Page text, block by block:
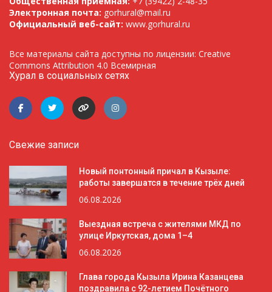
Электронная почта: gorhural@mail.ru
Официальный веб-сайт: www.gorhural.ru
Все материалы сайта доступны по лицензии: Creative
Commons Attribution 4.0 Всемирная
Хурал в социальных сетях
Свежие записи
Новый понтонный причал в Кызыле:
работы завершатся в течение трёх дней
06.08.2026
Выездная встреча с жителями МКД по
улице Иркутская, дома 1–4
06.08.2026
Глава города Кызыла Ирина Казанцева
поздравила с 92-летием Почётного